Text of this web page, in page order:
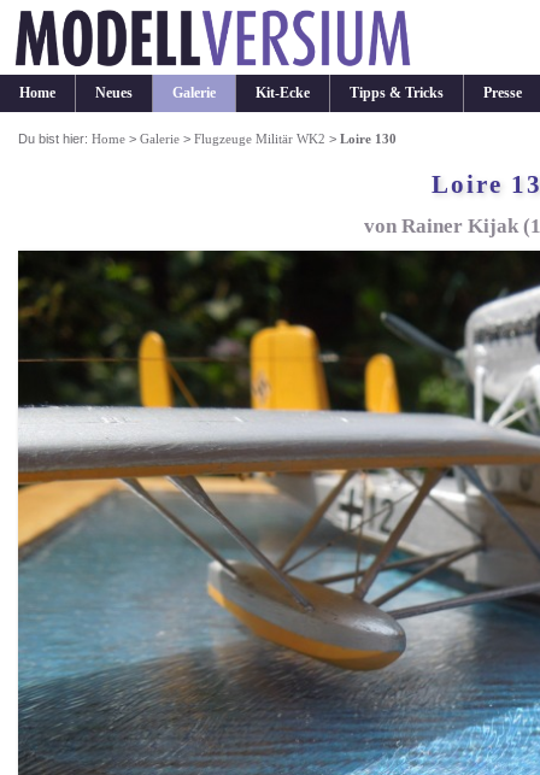
Home Neues Galerie Kit-Ecke Tipps & Tricks Presse
Du bist hier:Home >Galerie >Flugzeuge Militär WK2 >Loire 130
Loire
von Rainer Kijak